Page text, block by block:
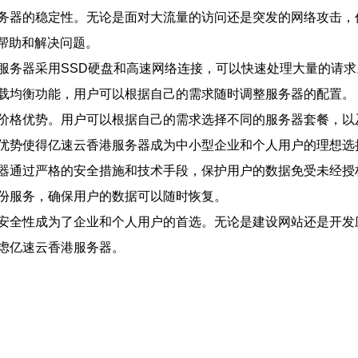
的稳定性。无论是面对大流量的访问还是突发的网络攻击
和解决问题。
器采用SSD硬盘和高速网络连接，可以快速处理大量的请
衡功能，用户可以根据自己的需求随时调整服务器的配置。
优势。用户可以根据自己的需求选择不同的服务器套餐，
使得亿速云香港服务器成为中小型企业和个人用户的理想选
过严格的安全措施和技术手段，保护用户的数据免受未经
务，确保用户的数据可以随时恢复。
性成为了企业和个人用户的首选。无论是建设网站还是开
速云香港服务器。